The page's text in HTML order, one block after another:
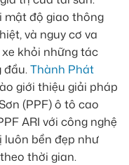
mật độ giao thông
và nguy cơ va
khỏi những tác
đầu.Thành Phát
giới thiệu giải pháp
(PPF) ô tô cao
ARI với công nghệ
luôn bền đẹp như
thời gian.